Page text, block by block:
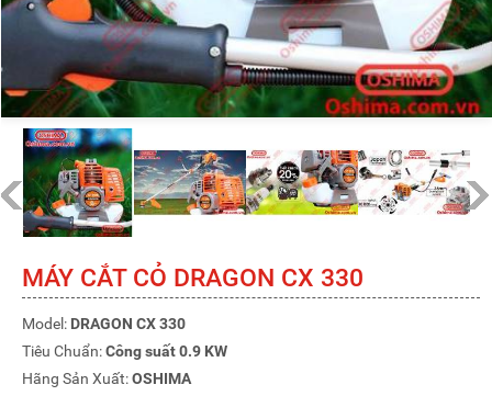
MÁY CẮT CỎ DRAGON CX 330
Model: DRAGON CX 330
Tiêu Chuẩn:Công suất 0.9 KW
Hãng Sản Xuất:OSHIMA